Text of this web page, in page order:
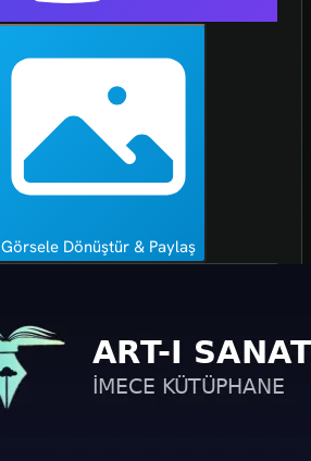
Görsele Dönüştür & Paylaş